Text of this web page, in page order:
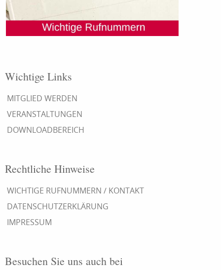
Wichtige Links
MITGLIED WERDEN
VERANSTALTUNGEN
DOWNLOADBEREICH
Rechtliche Hinweise
WICHTIGE RUFNUMMERN / KONTAKT
DATENSCHUTZERKLÄRUNG
IMPRESSUM
Besuchen Sie uns auch bei